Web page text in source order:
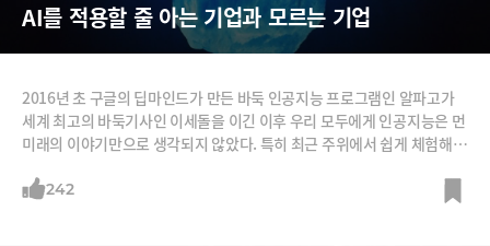
AI를 적용할 줄 아는 기업과 모르는 기업
2016년 초 구글의 딥마인드가 만든 바둑 인공지능 프로그램인 알파고가
세계 최고의 바둑기사인 이세돌을 이긴 이후 우리 모두에게 인공지능은 먼
미래의 이야기만으로 생각되지 않았다. 특히 최근 주위에서 쉽게 체험해
로운 미래에 대한 기대감을 주었다.인공지능을 활용한 재미있는 상품과 서
242